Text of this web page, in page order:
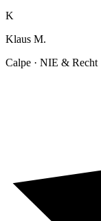
K
Klaus M.
Calpe · NIE & Recht